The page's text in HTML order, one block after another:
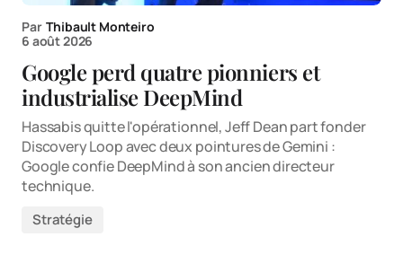
Par Thibault Monteiro
6 août 2026
Google perd quatre pionniers et
industrialise DeepMind
Hassabis quitte l'opérationnel, Jeff Dean part fonder
Discovery Loop avec deux pointures de Gemini :
Google confie DeepMind à son ancien directeur
technique.
Stratégie